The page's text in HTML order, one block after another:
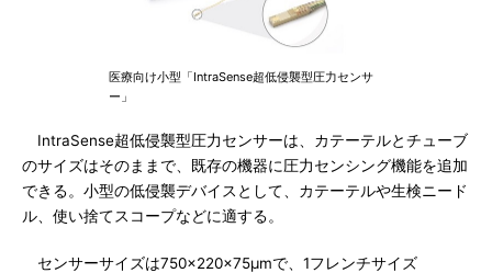
医療向け小型「IntraSense超低侵襲型圧力センサ
ー」
IntraSense超低侵襲型圧力センサーは、カテーテルとチューブ
のサイズはそのままで、既存の機器に圧力センシング機能を追加
できる。小型の低侵襲デバイスとして、カテーテルや生検ニード
ル、使い捨てスコープなどに適する。
センサーサイズは750×220×75μmで、1フレンチサイズ